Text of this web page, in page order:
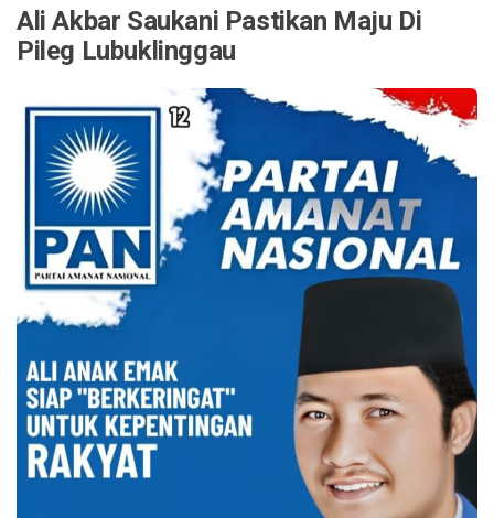
Ali Akbar Saukani Pastikan Maju Di
Pileg Lubuklinggau